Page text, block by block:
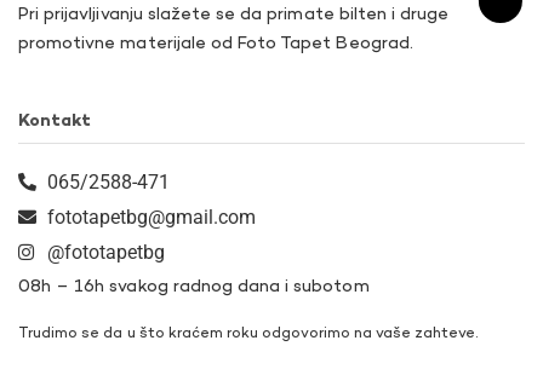
Pri prijavljivanju slažete se da primate bilten i druge
promotivne materijale od Foto Tapet Beograd.
Kontakt
065/2588-471
fototapetbg@gmail.com
@fototapetbg
08h – 16h svakog radnog dana i subotom
Trudimo se da u što kraćem roku odgovorimo na vaše zahteve.